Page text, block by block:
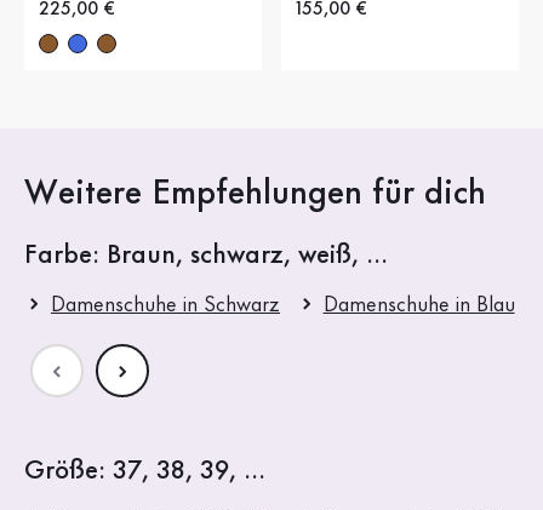
Neuer Preis
225,00 € Neuer Preis
155,00 €
Weitere Empfehlungen für dich
Farbe: Braun, schwarz, weiß, ...
Damenschuhe in Schwarz Damenschuhe in Blau
Größe: 37, 38, 39, ...